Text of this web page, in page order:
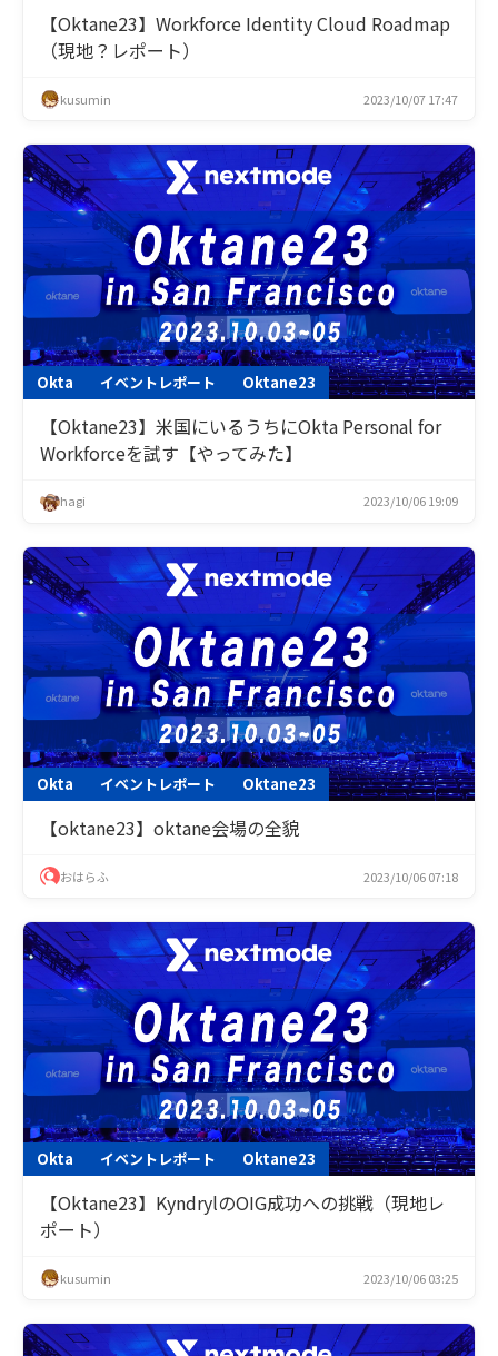
【Oktane23】Workforce Identity Cloud Roadmap
（現地？レポート）
kusumin 2023/10/07 17:47
Okta イベントレポート Oktane23
【Oktane23】米国にいるうちにOkta Personal for
Workforceを試す【やってみた】
hagi 2023/10/06 19:09
Okta イベントレポート Oktane23
【oktane23】oktane会場の全貌
おはらふ 2023/10/06 07:18
Okta イベントレポート Oktane23
【Oktane23】KyndrylのOIG成功への挑戦（現地レ
ポート）
kusumin 2023/10/06 03:25